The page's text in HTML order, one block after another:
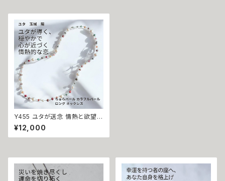
ト 強力 排除 略奪愛 成就
Y455 ユタが送念 情熱と欲望を
目覚めさせる 恋愛運アップ ちゅ
らパール カラフルパール ロング
ネックレス パワーストーン 沖縄
誕生石 6月 マルチカラー 成就
長め 縁結び 良縁 叶う 婚活 デ
ート プレゼント
¥12,000